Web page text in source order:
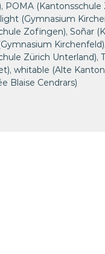
POMA
(Gymnasium
Zofingen), Soñar
Zürich Unterland),
whitable (Alte
Blaise Cendrars)